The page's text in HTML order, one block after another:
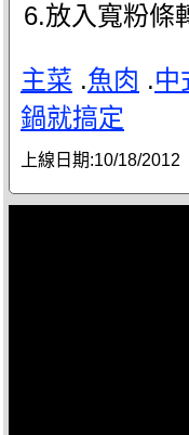
6.放入寬粉條
主菜 .魚肉 .中
鍋就搞定
上線日期:10/18/2012